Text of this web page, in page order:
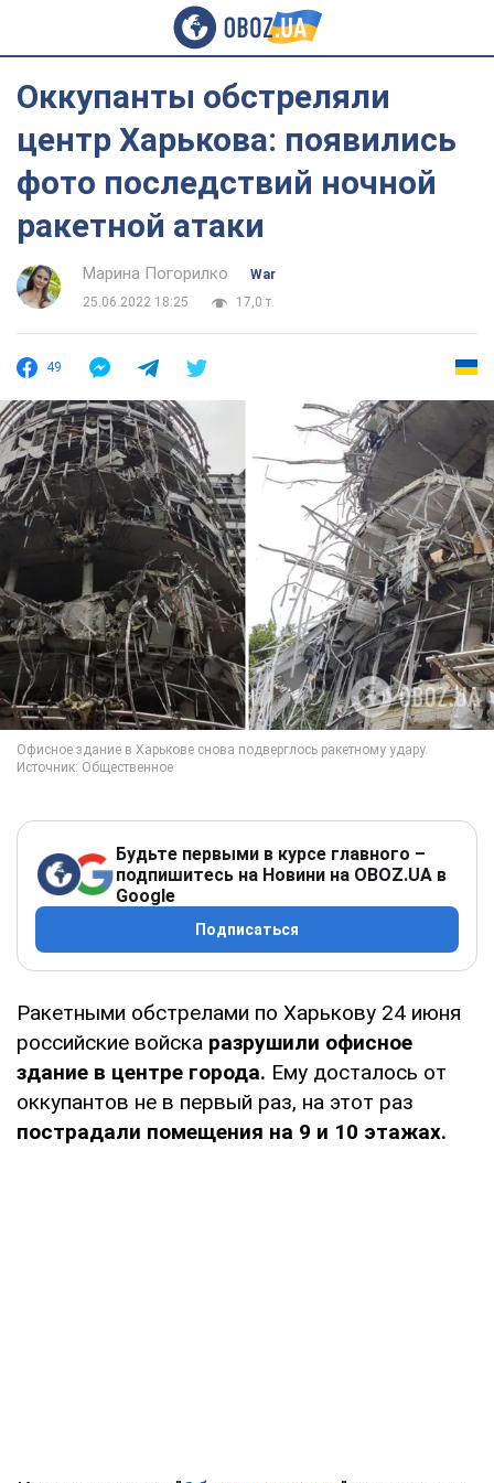
Оккупанты обстреляли
центр Харькова: появились
фото последствий ночной
ракетной атаки
Марина Погорилко
War
25.06.2022 18:25
17,0 т.
49
Будьте первыми в курсе главного –
подпишитесь на Новини на OBOZ.UA в
Google
Подписаться
Ракетными обстрелами по Харькову 24 июня
российские войска разрушили офисное
здание в центре города. Ему досталось от
оккупантов не в первый раз, на этот раз
пострадали помещения на 9 и 10 этажах.